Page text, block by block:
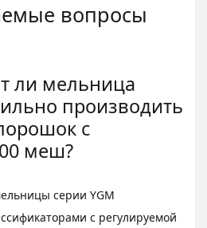
вопросы
ли мельница
производить
с
меш?
серии YGM
с регулируемой